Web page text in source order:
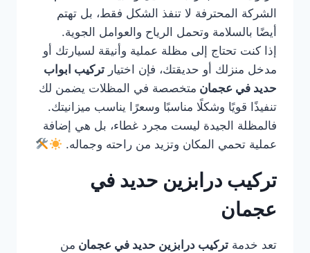
الشركة المحترفة لا تنفذ الشكل فقط، بل تهتم
أيضًا بالسلامة وتحمل الرياح والعوامل الجوية.
إذا كنت تحتاج إلى مظلة عملية وأنيقة لسيارتك أو
مدخل منزلك أو حديقتك، فإن اختيار تركيب ابواب
حديد في عجمان متخصصة في المظلات يضمن لك
تنفيذًا قويًا وشكلًا مناسبًا وسعرًا يناسب ميزانيتك.
فالمظلة الجيدة ليست مجرد غطاء، بل هي إضافة
عملية تحمي المكان وتزيد من راحته وجماله.
تركيب درابزين حديد في
عجمان
تعد خدمة تركيب درابزين حديد في عجمان من